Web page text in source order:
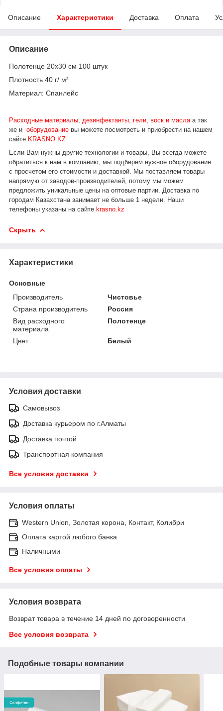
Описание Характеристики Доставка Оплата
Описание
Полотенце 20х30 см 100 штук
Плотность 40 г/ м²
Материал: Спанлейс
Расходные материалы дезинфектанты, гели, воск и масла а так
же и оборудование вы можете посмотреть и приобрести на нашем
сайте KRASNO.KZ
Если Вам нужны другие технологии и товары, Вы всегда можете
обратиться к нам в компанию, мы подберем нужное оборудование
с просчетом его стоимости и доставкой.
Мы поставляем товары
напрямую от заводов-производителей, потому мы можем
предложить уникальные цены на оптовые партии. Доставка по
городам Казахстана занимает не больше 1 недели.
Наши
телефоны указаны на сайте krasno.kz
Скрыть
Характеристики
Основные
Производитель
Чистовье
Страна производитель
Россия
Вид расходного
материала
Полотенце
Цвет Белый
Условия доставки
Самовывоз
Доставка курьером по г.Алматы
Доставка почтой
Транспортная компания
Все условия доставки
Условия оплаты
Western Union, Золотая корона, Контакт, Колибри
Оплата картой любого банка
Наличными
Все условия оплаты
Условия возврата
Возврат товара в течение 14 дней по договоренности
Все условия возврата
Подобные товары компании